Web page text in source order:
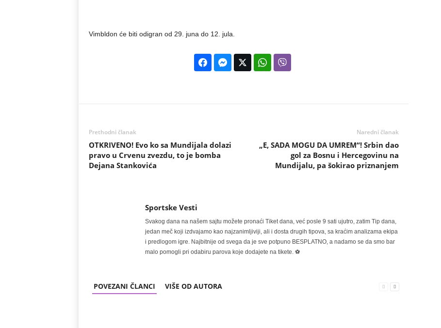
Vimbldon će biti odigran od 29. juna do 12. jula.
Prethodni članak
OTKRIVENO! Evo ko sa Mundijala dolazi
pravo u Crvenu zvezdu, to je bomba
Dejana Stankovića
Naredni članak
„E, SADA MOGU DA UMREM“! Srbin dao
gol za Bosnu i Hercegovinu na
Mundijalu, pa šokirao priznanjem
Sportske Vesti
Svakog dana na našem sajtu možete pronaći Tiket dana, već posle 9 sati ujutro, zatim Tip dana,
jedan meč koji izdvajamo kao najzanimljiviji, ali i dosta drugih tipova, sa kraćim analizama ekipa
i predlogom igre. Najbitnije od svega da je sve potpuno BESPLATNO, a nadamo se da smo bar
malo pomogli pri odabiru parova koje dodajete na tikete. ⚽
POVEZANI ČLANCI VIŠE OD AUTORA